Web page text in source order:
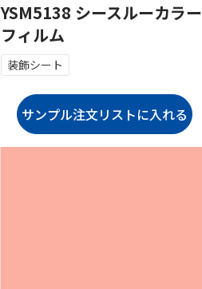
YSM5138 シースルーカラー
フィルム
装飾シート